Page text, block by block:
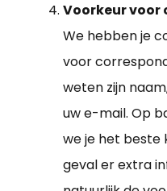
Voorkeur
We hebben je
voor
weten zijn
uw e-mail. Op
we je het beste
geval er extra